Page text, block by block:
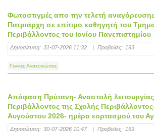
Φωτοστιγμές απο την τελετή
Πατριάρχη σε επίτιμο καθηγητή του
Περιβάλλοντος του Ιονίου Πανεπιστημίου
Δημοσίευση: 31-07-2026 11:32 Προβολές: 193
Γενικές Ανακοινώσεις
Απόφαση Πρύτανη- Αναστολή
Περιβάλλοντος της Σχολής
Αυγούστου 2026- ημέρα εορτασμού του
Δημοσίευση: 30-07-2026 10:47 Προβολές: 169